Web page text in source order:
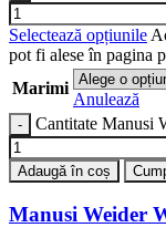
Selectează opțiunile
pot fi alese în pagina
Marimi
Anulează
Cantitate Manusi
Adaugă în coș
Manusi Weider